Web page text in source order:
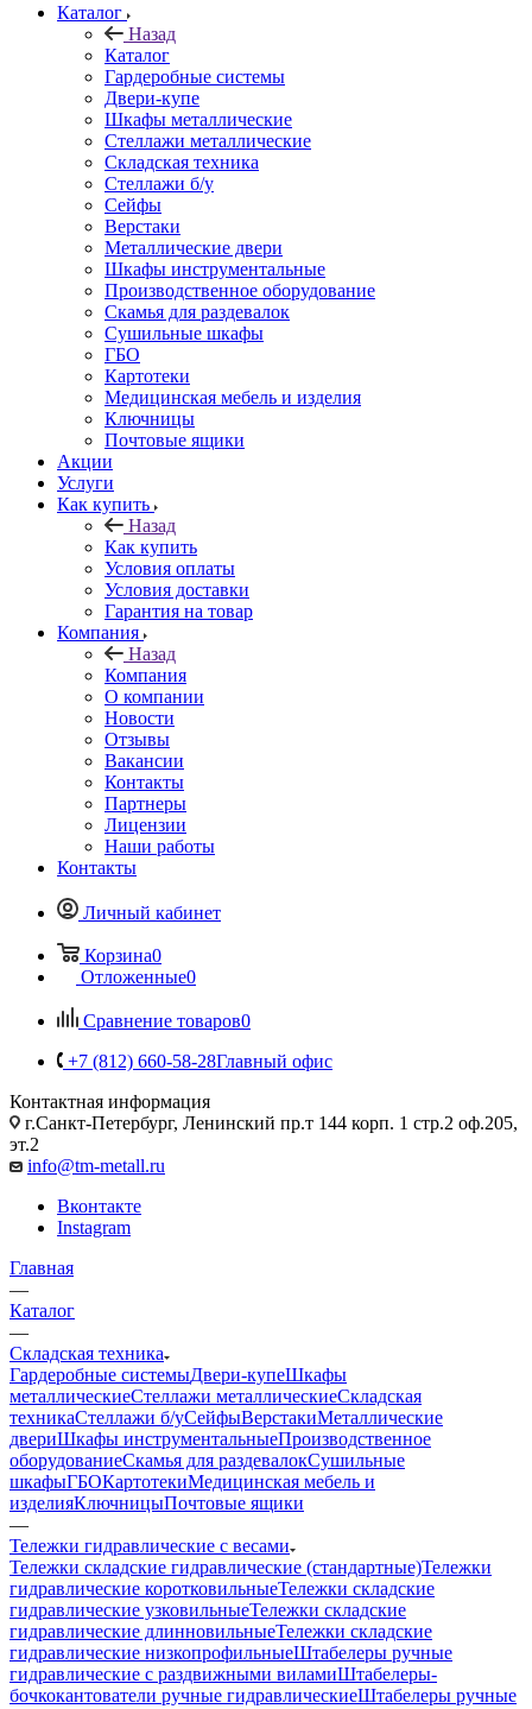
Каталог
Назад
Каталог
Гардеробные системы
Двери-купе
Шкафы металлические
Стеллажи металлические
Складская техника
Стеллажи б/у
Сейфы
Верстаки
Металлические двери
Шкафы инструментальные
Производственное оборудование
Скамья для раздевалок
Сушильные шкафы
ГБО
Картотеки
Медицинская мебель и изделия
Ключницы
Почтовые ящики
Акции
Услуги
Как купить
Назад
Как купить
Условия оплаты
Условия доставки
Гарантия на товар
Компания
Назад
Компания
О компании
Новости
Отзывы
Вакансии
Контакты
Партнеры
Лицензии
Наши работы
Контакты
Личный кабинет
Корзина0
Отложенные0
Сравнение товаров0
+7 (812) 660-58-28Главный офис
Контактная информация
г.Санкт-Петербург, Ленинский пр.т 144 корп. 1 стр.2 оф.205,
эт.2
info@tm-metall.ru
Вконтакте
Instagram
Главная
—
Каталог
—
Складская техника
Гардеробные системыДвери-купеШкафы
металлическиеСтеллажи металлическиеСкладская
техникаСтеллажи б/уСейфыВерстакиМеталлические
двериШкафы инструментальныеПроизводственное
оборудованиеСкамья для раздевалокСушильные
шкафыГБОКартотекиМедицинская мебель и
изделияКлючницыПочтовые ящики
—
Тележки гидравлические с весами
Тележки складские гидравлические (стандартные)Тележки
гидравлические коротковильныеТележки складские
гидравлические узковильныеТележки складские
гидравлические длинновильныеТележки складские
гидравлические низкопрофильныеШтабелеры ручные
гидравлические с раздвижными виламиШтабелеры-
бочкокантователи ручные гидравлическиеШтабелеры ручные